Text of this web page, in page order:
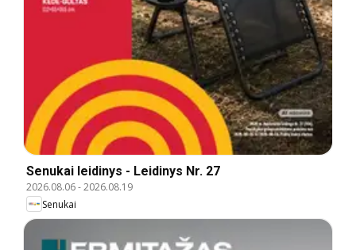
Senukai leidinys - Leidinys Nr. 27
2026.08.06-2026.08.19
Senukai